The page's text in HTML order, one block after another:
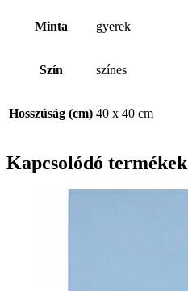
Minta gyerek
Szín színes
Hosszúság (cm) 40 x 40 cm
Kapcsolódó termékek